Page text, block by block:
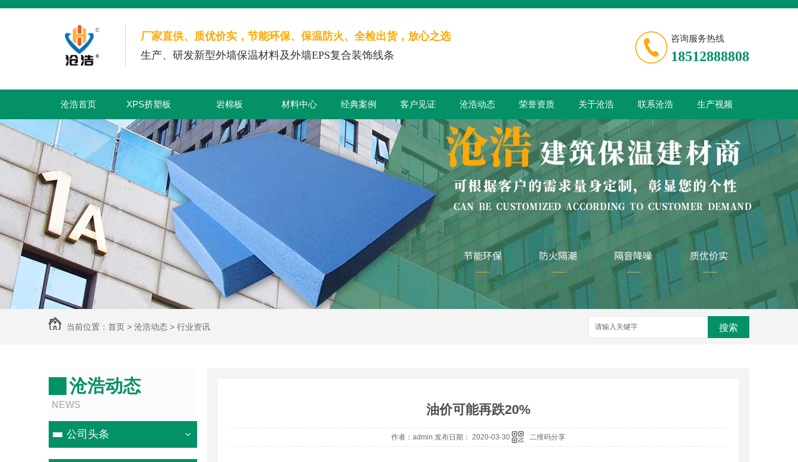
厂家直供、质优价实，节能环保、保温防火、全检出货，放心之选
生产、研发新型外墙保温材料及外墙EPS复合装饰线条
咨询服务热线
18512888808
沧浩首页 XPS挤塑板 岩棉板 材料中心 经典案例 客户见证 沧浩动态 荣誉资质 关于沧浩 联系沧浩 生产视频
当前位置： 首页 > 沧浩动态 > 行业资讯 搜索
沧浩动态
NEWS
公司头条
油价可能再跌20%
作者：admin 发布日期： 2020-03-30 二维码分享